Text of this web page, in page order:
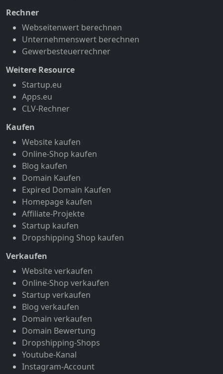
Rechner
Webseitenwert berechnen
Unternehmenswert berechnen
Gewerbesteuerrechner
Weitere Resource
Startup.eu
Apps.eu
CLV-Rechner
Kaufen
Website kaufen
Online-Shop kaufen
Blog kaufen
Domain Kaufen
Expired Domain Kaufen
Homepage kaufen
Affiliate-Projekte
Startup kaufen
Dropshipping Shop kaufen
Verkaufen
Website verkaufen
Online-Shop verkaufen
Startup verkaufen
Blog verkaufen
Domain verkaufen
Domain Bewertung
Dropshipping-Shops
Youtube-Kanal
Instagram-Account